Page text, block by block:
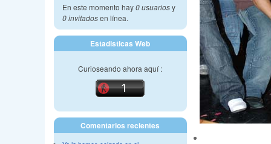
En este momento hay0 usuariosy
0 invitadosen línea.
Estadisticas Web
Curioseando ahora aquí :
Comentarios recientes